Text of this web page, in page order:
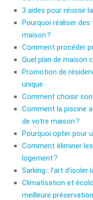
3 aides pour réussir
Pourquoi réaliser
maison ?
Comment procéder
Quel plan de maison
Promotion de
unique
Comment choisir
Comment la piscine
de votre maison ?
Pourquoi opter pour
Comment éliminer
logement ?
Sarking : l’art
Climatisation et
meilleure